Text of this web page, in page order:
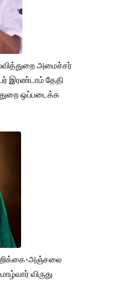
அமைச்சர்
இரண்டாம் தேதி
ஒப்படைக்க
அஞ்சலை
விருது